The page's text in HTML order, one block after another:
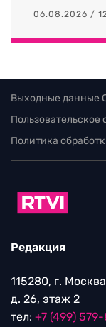
06.08.2026 /
Выходные данные
Пользовательское
Политика
Редакция
115280, г.
д. 26, этаж 2
тел: +7 (499)